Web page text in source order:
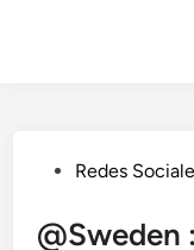
Publicado
Redes